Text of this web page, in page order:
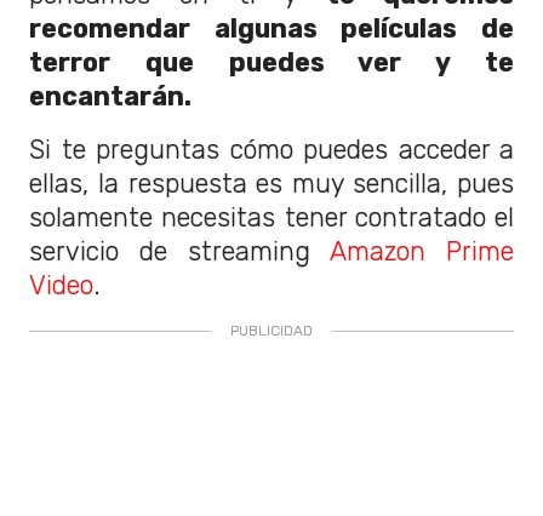
recomendar algunas películas de
terror que puedes ver y te
encantarán.
Si te preguntas cómo puedes acceder a
ellas, la respuesta es muy sencilla, pues
solamente necesitas tener contratado el
servicio de streaming Amazon Prime
Video.